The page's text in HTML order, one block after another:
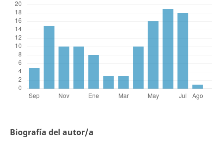
Biografía del autor/a